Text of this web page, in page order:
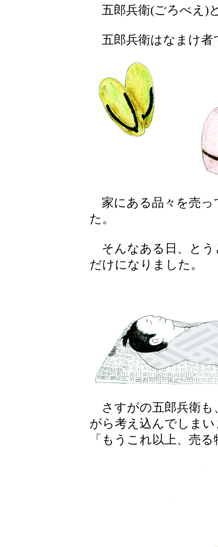
五郎兵衛(ごろべえ)
五郎兵衛はなまけ者
家にある品々を売っ
た。
そんなある日、とう
だけになりました。
さすがの五郎兵衛も
がら考え込んでしま
「もうこれ以上、売